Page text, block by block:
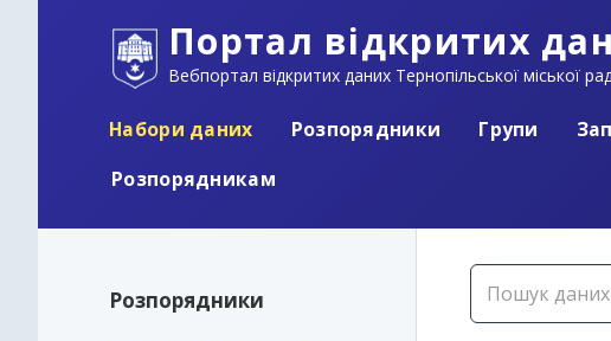
Портал відкритих
Вебпортал відкритих даних Тернопільської міської
Набори даних Розпорядники Групи
Розпорядникам
Розпорядники